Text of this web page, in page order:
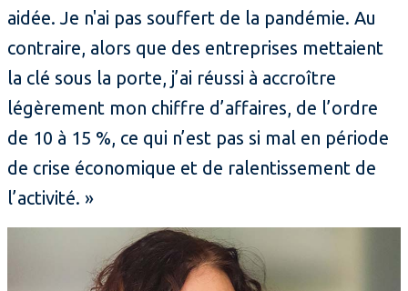
aidée. Je n'ai pas souffert de la pandémie. Au
contraire, alors que des entreprises mettaient
la clé sous la porte, j’ai réussi à accroître
légèrement mon chiffre d’affaires, de l’ordre
de 10 à 15 %, ce qui n’est pas si mal en période
de crise économique et de ralentissement de
l’activité. »